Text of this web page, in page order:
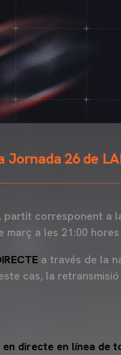
26 de
, partit corresponent a
a les 21:00
a través de la
cas, la
directe en línea de